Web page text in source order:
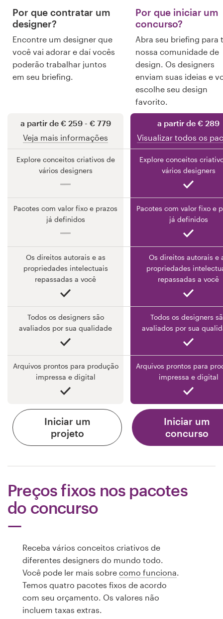
Por que contratar um
designer?
Encontre um designer que
você vai adorar e daí vocês
poderão trabalhar juntos
em seu briefing.
Por que iniciar um
concurso?
Abra seu briefing para
nossa comunidade de
design. Os designers
enviam suas ideias e
escolhe seu design
favorito.
a partir de € 259 - € 779
Veja mais informações
a partir de € 289
Visualizar todos os
Explore conceitos criativos de
vários designers
Explore conceitos
vários designers
Pacotes com valor fixo e prazos
já definidos
Pacotes com valor fixo e
já definidos
Os direitos autorais e as
propriedades intelectuais
repassadas a você
Os direitos autorais e
propriedades
repassadas a você
Todos os designers são
avaliados por sua qualidade
Todos os designers
avaliados por sua
Arquivos prontos para produção
impressa e digital
Arquivos prontos para
impressa e digital
Iniciar um
projeto
Iniciar um
concurso
Preços fixos nos pacotes
do concurso
Receba vários conceitos criativos de
diferentes designers do mundo todo.
Você pode ler mais sobre como funciona
Temos quatro pacotes fixos de acordo
com seu orçamento. Os valores não
incluem taxas extras.
Suporte
+49 30 568 37640
Central de Ajuda
Preços
Torne-se um designer